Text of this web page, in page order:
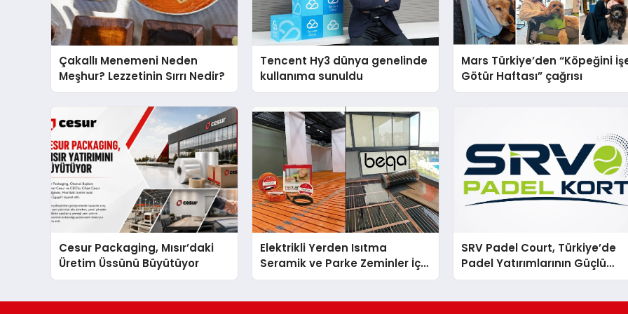
Çakallı Menemeni Neden
Meşhur? Lezzetinin Sırrı Nedir?
Tencent Hy3 dünya genelinde
kullanıma sunuldu
Mars Türkiye’den “Köpeğini
Götür Haftası” çağrısı
Cesur Packaging, Mısır’daki
Üretim Üssünü Büyütüyor
Elektrikli Yerden Isıtma
Seramik ve Parke Zeminler İçin
En Verimli Çözümler
SRV Padel Court, Türkiye’de
Padel Yatırımlarının Güçlü
Markası Olmayı Sürdürüyor